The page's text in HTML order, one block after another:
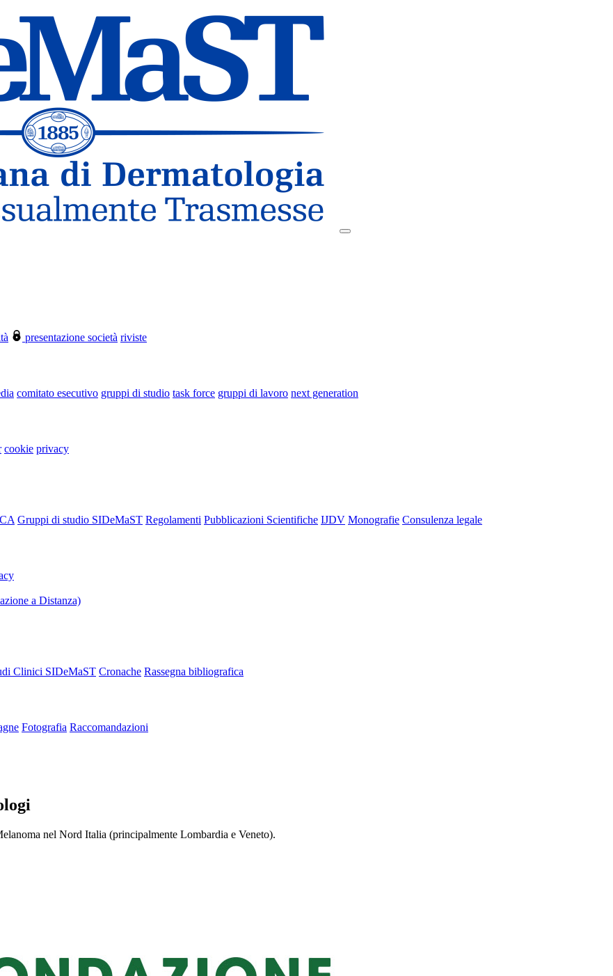
presentazione società riviste
comitato esecutivo gruppi di studio task force gruppi di lavoro next generation
cookie privacy
Gruppi di studio SIDeMaST Regolamenti Pubblicazioni Scientifiche IJDV Monografie Consulenza legale
a Distanza)
Clinici SIDeMaST Cronache Rassegna bibliografica
Fotografia Raccomandazioni
nel Nord Italia (principalmente Lombardia e Veneto).